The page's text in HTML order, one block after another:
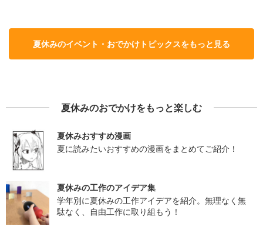
夏休みのイベント・おでかけトピックスをもっと見る
夏休みのおでかけをもっと楽しむ
夏休みおすすめ漫画
夏に読みたいおすすめの漫画をまとめてご紹介！
夏休みの工作のアイデア集
学年別に夏休みの工作アイデアを紹介。無理なく無
駄なく、自由工作に取り組もう！